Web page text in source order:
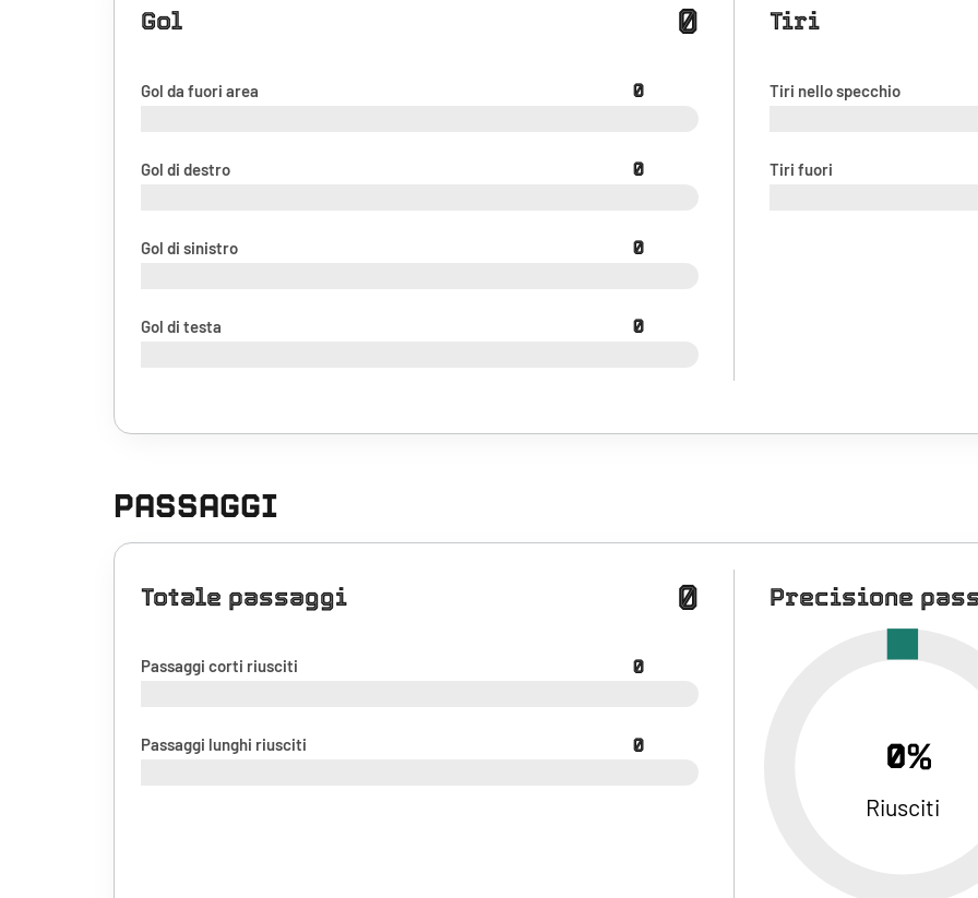
Gol 0
Gol da fuori area 0
Gol di destro 0
Gol di sinistro 0
Gol di testa 0
Tiri
Tiri nello specchio
Tiri fuori
PASSAGGI
Totale passaggi 0
Passaggi corti riusciti 0
Passaggi lunghi riusciti 0
Precisione
0%
Riusciti